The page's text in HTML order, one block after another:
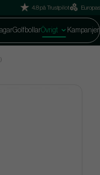
4.8 på Trustpilot
GolfbollarÖvrigt Kampanjer